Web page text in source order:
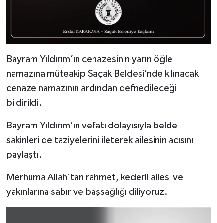
Bayram Yıldırım’ın cenazesinin yarın öğle
namazına müteakip Saçak Beldesi’nde kılınacak
cenaze namazının ardından defnedileceği
bildirildi.
Bayram Yıldırım’ın vefatı dolayısıyla belde
sakinleri de taziyelerini ileterek ailesinin acısını
paylaştı.
Merhuma Allah’tan rahmet, kederli ailesi ve
yakınlarına sabır ve başsağlığı diliyoruz.